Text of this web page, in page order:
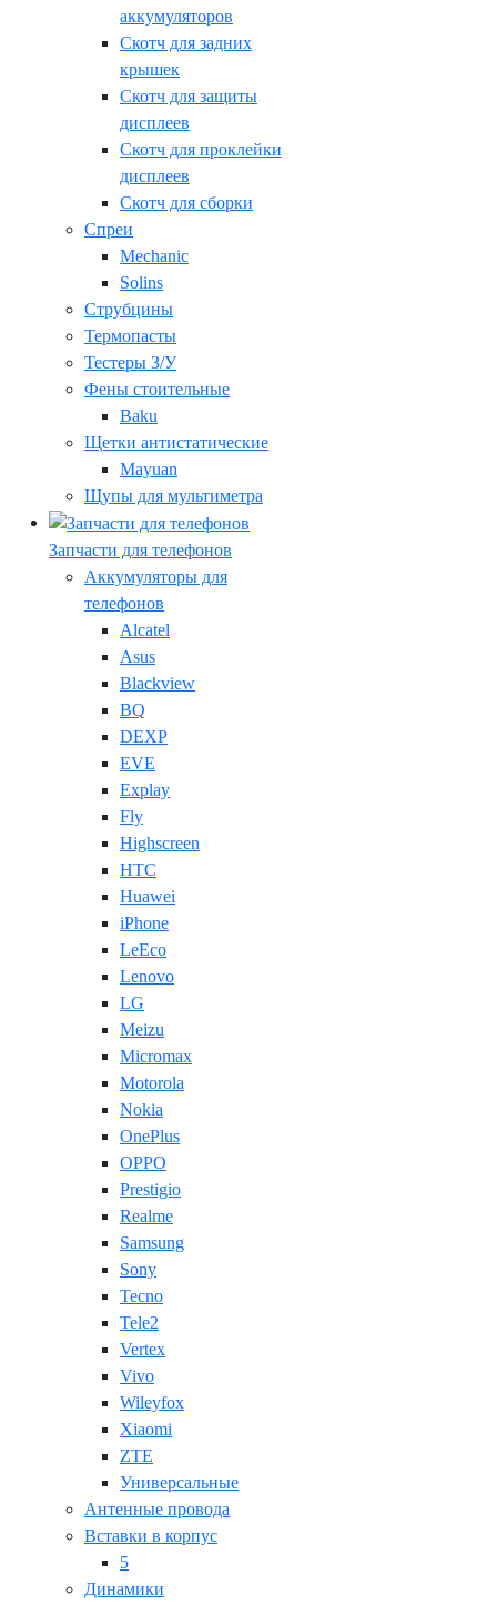
аккумуляторов
Скотч для задних
крышек
Скотч для защиты
дисплеев
Скотч для проклейки
дисплеев
Скотч для сборки
Спреи
Mechanic
Solins
Струбцины
Термопасты
Тестеры З/У
Фены стоительные
Baku
Щетки антистатические
Mayuan
Щупы для мультиметра
Запчасти для телефонов
Аккумуляторы для
телефонов
Alcatel
Asus
Blackview
BQ
DEXP
EVE
Explay
Fly
Highscreen
HTC
Huawei
iPhone
LeEco
Lenovo
LG
Meizu
Micromax
Motorola
Nokia
OnePlus
OPPO
Prestigio
Realme
Samsung
Sony
Tecno
Tele2
Vertex
Vivo
Wileyfox
Xiaomi
ZTE
Универсальные
Антенные провода
Вставки в корпус
5
Динамики